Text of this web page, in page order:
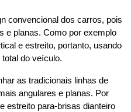
convencional dos carros, pois
e planas. Como por exemplo
e estreito, portanto, usando
do veículo.
as tradicionais linhas de
angulares e planas. Por
estreito para-brisas dianteiro